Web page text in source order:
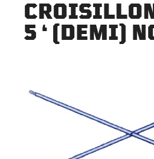
5 ‘ (DEMI)